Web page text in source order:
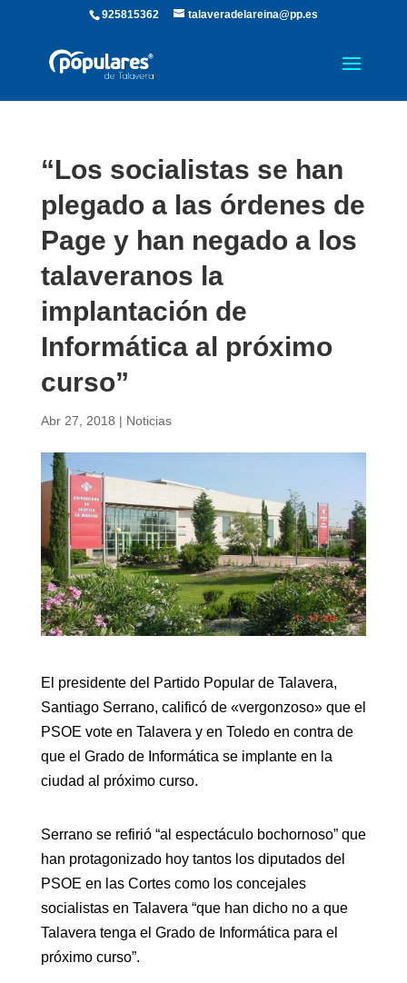
925815362 talaveradelareina@pp.es
“Los socialistas se han
plegado a las órdenes de
Page y han negado a los
talaveranos la
implantación de
Informática al próximo
curso”
Abr 27, 2018 | Noticias
El presidente del Partido Popular de Talavera,
Santiago Serrano, calificó de «vergonzoso» que el
PSOE vote en Talavera y en Toledo en contra de
que el Grado de Informática se implante en la
ciudad al próximo curso.
Serrano se refirió “al espectáculo bochornoso” que
han protagonizado hoy tantos los diputados del
PSOE en las Cortes como los concejales
socialistas en Talavera “que han dicho no a que
Talavera tenga el Grado de Informática para el
próximo curso”.